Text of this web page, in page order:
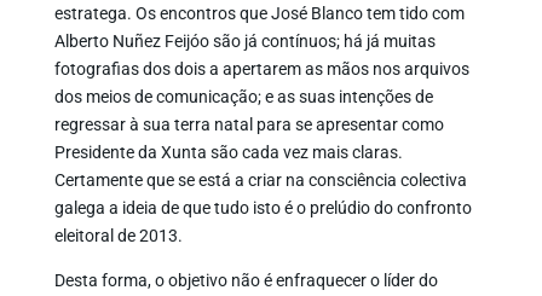
estratega. Os encontros que José Blanco tem tido com
Alberto Nuñez Feijóo são já contínuos; há já muitas
fotografias dos dois a apertarem as mãos nos arquivos
dos meios de comunicação; e as suas intenções de
regressar à sua terra natal para se apresentar como
Presidente da Xunta são cada vez mais claras.
Certamente que se está a criar na consciência colectiva
galega a ideia de que tudo isto é o prelúdio do confronto
eleitoral de 2013.
Desta forma, o objetivo não é enfraquecer o líder do